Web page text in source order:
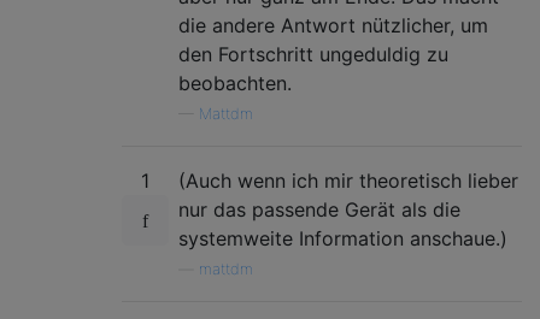
die andere Antwort nützlicher, um
den Fortschritt ungeduldig zu
beobachten.
Mattdm
1
(Auch wenn ich mir theoretisch lieber
nur das passende Gerät als die
systemweite Information anschaue.)
mattdm